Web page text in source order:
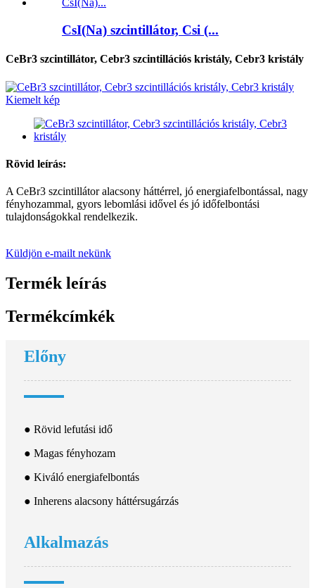
CsI(Na) szcintillátor, Csi (...
CeBr3 szcintillátor, Cebr3 szcintillációs kristály, Cebr3 kristály
Rövid leírás:
A CeBr3 szcintillátor alacsony háttérrel, jó energiafelbontással, nagy
fényhozammal, gyors lebomlási idővel és jó időfelbontási
tulajdonságokkal rendelkezik.
Küldjön e-mailt nekünk
Termék leírás
Termékcímkék
Előny
● Rövid lefutási idő
● Magas fényhozam
● Kiváló energiafelbontás
● Inherens alacsony háttérsugárzás
Alkalmazás